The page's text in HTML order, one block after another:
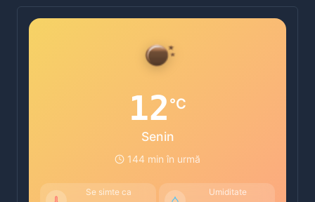
12 °C
Senin
144 min în urmă
Se simte ca Umiditate